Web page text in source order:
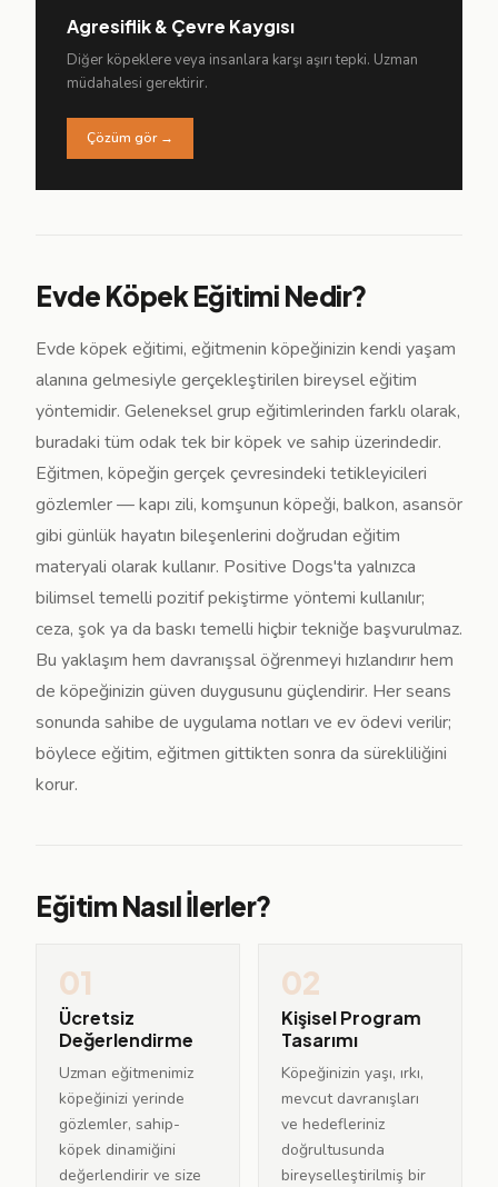
Agresiflik & Çevre Kaygısı
Diğer köpeklere veya insanlara karşı aşırı tepki. Uzman
müdahalesi gerektirir.
Çözüm gör →
Evde Köpek Eğitimi Nedir?
Evde köpek eğitimi, eğitmenin köpeğinizin kendi yaşam
alanına gelmesiyle gerçekleştirilen bireysel eğitim
yöntemidir. Geleneksel grup eğitimlerinden farklı olarak,
buradaki tüm odak tek bir köpek ve sahip üzerindedir.
Eğitmen, köpeğin gerçek çevresindeki tetikleyicileri
gözlemler — kapı zili, komşunun köpeği, balkon, asansör
gibi günlük hayatın bileşenlerini doğrudan eğitim
materyali olarak kullanır. Positive Dogs'ta yalnızca
bilimsel temelli pozitif pekiştirme yöntemi kullanılır;
ceza, şok ya da baskı temelli hiçbir tekniğe başvurulmaz.
Bu yaklaşım hem davranışsal öğrenmeyi hızlandırır hem
de köpeğinizin güven duygusunu güçlendirir. Her seans
sonunda sahibe de uygulama notları ve ev ödevi verilir;
böylece eğitim, eğitmen gittikten sonra da sürekliliğini
korur.
Eğitim Nasıl İlerler?
01
Ücretsiz
Değerlendirme
Uzman eğitmenimiz
köpeğinizi yerinde
gözlemler, sahip-
köpek dinamiğini
değerlendirir ve size
02
Kişisel Program
Tasarımı
Köpeğinizin yaşı, ırkı,
mevcut davranışları
ve hedefleriniz
doğrultusunda
bireyselleştirilmiş bir